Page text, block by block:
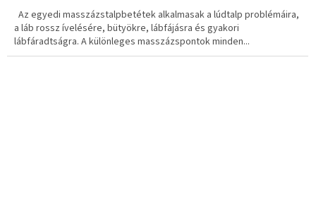
Az egyedi masszázstalpbetétek alkalmasak a lúdtalp problémáira,
a láb rossz ívelésére, bütyökre, lábfájásra és gyakori
lábfáradtságra. A különleges masszázspontok minden...